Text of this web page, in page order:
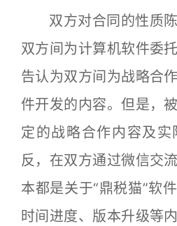
双方对合同的性质陈
双方间为计算机软件委
告认为双方间为战略合
件开发的内容。但是，
定的战略合作内容及实
反，在双方通过微信交
本都是关于“鼎税猫”软
时间进度、版本升级等